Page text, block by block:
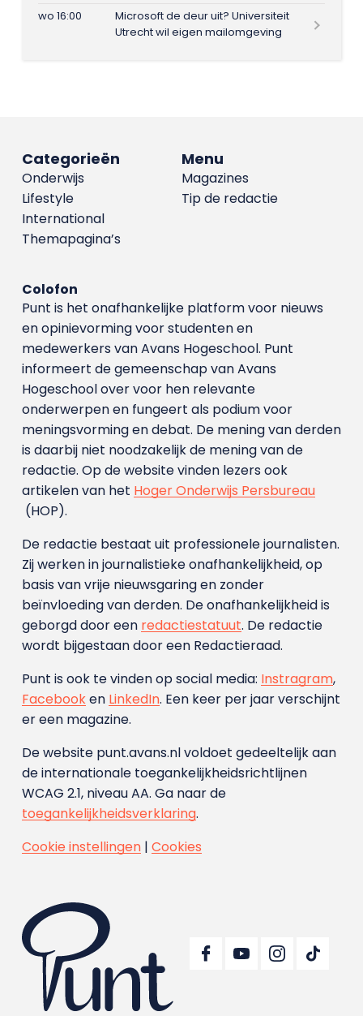
wo 16:00
Microsoft de deur uit? Universiteit
Utrecht wil eigen mailomgeving
Menu
Magazines
Tip de redactie
Categorieën
Onderwijs
Lifestyle
International
Themapagina’s
Colofon
Punt is het onafhankelijke platform voor nieuws
en opinievorming voor studenten en
medewerkers van Avans Hoge­school. Punt
informeert de gemeenschap van Avans
Hogeschool over voor hen relevante
onderwerpen en fungeert als podium voor
meningsvorming en debat. De mening van derden
is daarbij niet noodzakelijk de mening van de
redactie. Op de website vinden lezers ook
artikelen van het Hoger Onderwijs Persbureau
(HOP).
De redactie bestaat uit professionele journalisten.
Zij werken in journalistieke onafhankelijkheid, op
basis van vrije nieuwsgaring en zonder
beïnvloeding van derden. De onafhankelijkheid is
geborgd door een redactiestatuut. De redactie
wordt bijgestaan door een Redactieraad.
Punt is ook te vinden op social media: Instragram,
Facebooken LinkedIn. Een keer per jaar verschijnt
er een magazine.
De website punt.avans.nl voldoet gedeeltelijk aan
de internationale toegankelijkheidsrichtlijnen
WCAG 2.1, niveau AA. Ga naar de
toegankelijkheidsverklaring.
Cookie instellingen| Cookies